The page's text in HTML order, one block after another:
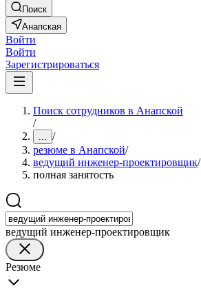
Поиск
Анапская
Войти
Войти
Зарегистрироваться
Поиск сотрудников в Анапской
/
... /
резюме в Анапской/
ведущий инженер-проектировщик/
полная занятость
ведущий инженер-проектировщик
Резюме